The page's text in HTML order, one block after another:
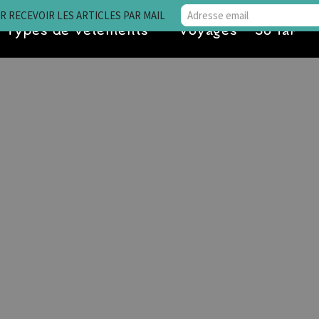
Types de vêtements Voyages • So far
RECEVOIR LES ARTICLES PAR MAIL